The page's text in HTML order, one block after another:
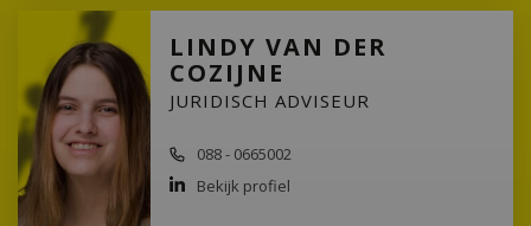
LINDY VAN DER
COZIJNE
JURIDISCH ADVISEUR
088 - 0665002
Bekijk profiel